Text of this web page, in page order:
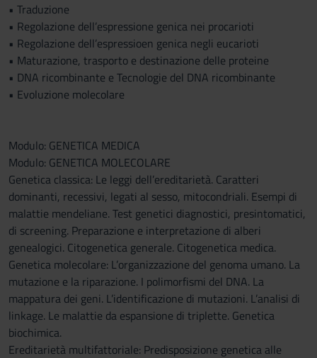
• Traduzione
• Regolazione dell’espressione genica nei procarioti
• Regolazione dell’espressioen genica negli eucarioti
• Maturazione, trasporto e destinazione delle proteine
• DNA ricombinante e Tecnologie del DNA ricombinante
• Evoluzione molecolare
Modulo: GENETICA MEDICA
Modulo: GENETICA MOLECOLARE
Genetica classica: Le leggi dell’ereditarietà. Caratteri
dominanti, recessivi, legati al sesso, mitocondriali. Esempi di
malattie mendeliane. Test genetici diagnostici, presintomatici,
di screening. Preparazione e interpretazione di alberi
genealogici. Citogenetica generale. Citogenetica medica.
Genetica molecolare: L’organizzazione del genoma umano. La
mutazione e la riparazione. I polimorfismi del DNA. La
mappatura dei geni. L’identificazione di mutazioni. L’analisi di
linkage. Le malattie da espansione di triplette. Genetica
biochimica.
Ereditarietà multifattoriale: Predisposizione genetica alle